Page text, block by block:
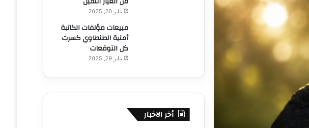
يناير 20, 2025
مبيعات مؤلفات الكاتبة
أمنية الطنطاوي كسرت
كل التوقعات
يناير 29, 2025
أخر الاخبار